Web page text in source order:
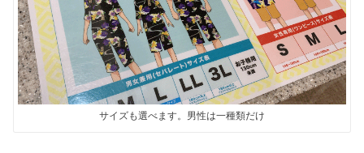
サイズも選べます。男性は一種類だけ